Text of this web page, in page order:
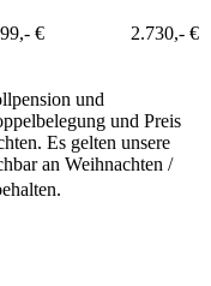
€ 2.730,- €
und
und Preis
Es gelten unsere
an Weihnachten /